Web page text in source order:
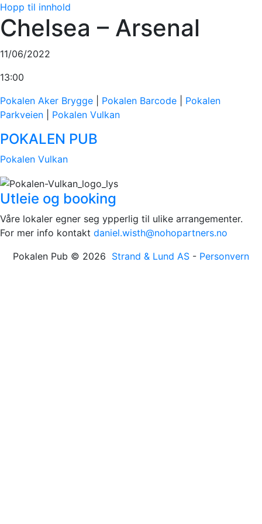
Hopp til innhold
Chelsea – Arsenal
11/06/2022
13:00
Pokalen Aker Brygge
Pokalen Barcode
Pokalen
Parkveien
Pokalen Vulkan
POKALEN PUB
Pokalen Vulkan
Utleie og booking
Våre lokaler egner seg ypperlig til ulike arrangementer.
For mer info kontakt daniel.wisth@nohopartners.no
Pokalen Pub © 2026 Strand & Lund AS - Personvern